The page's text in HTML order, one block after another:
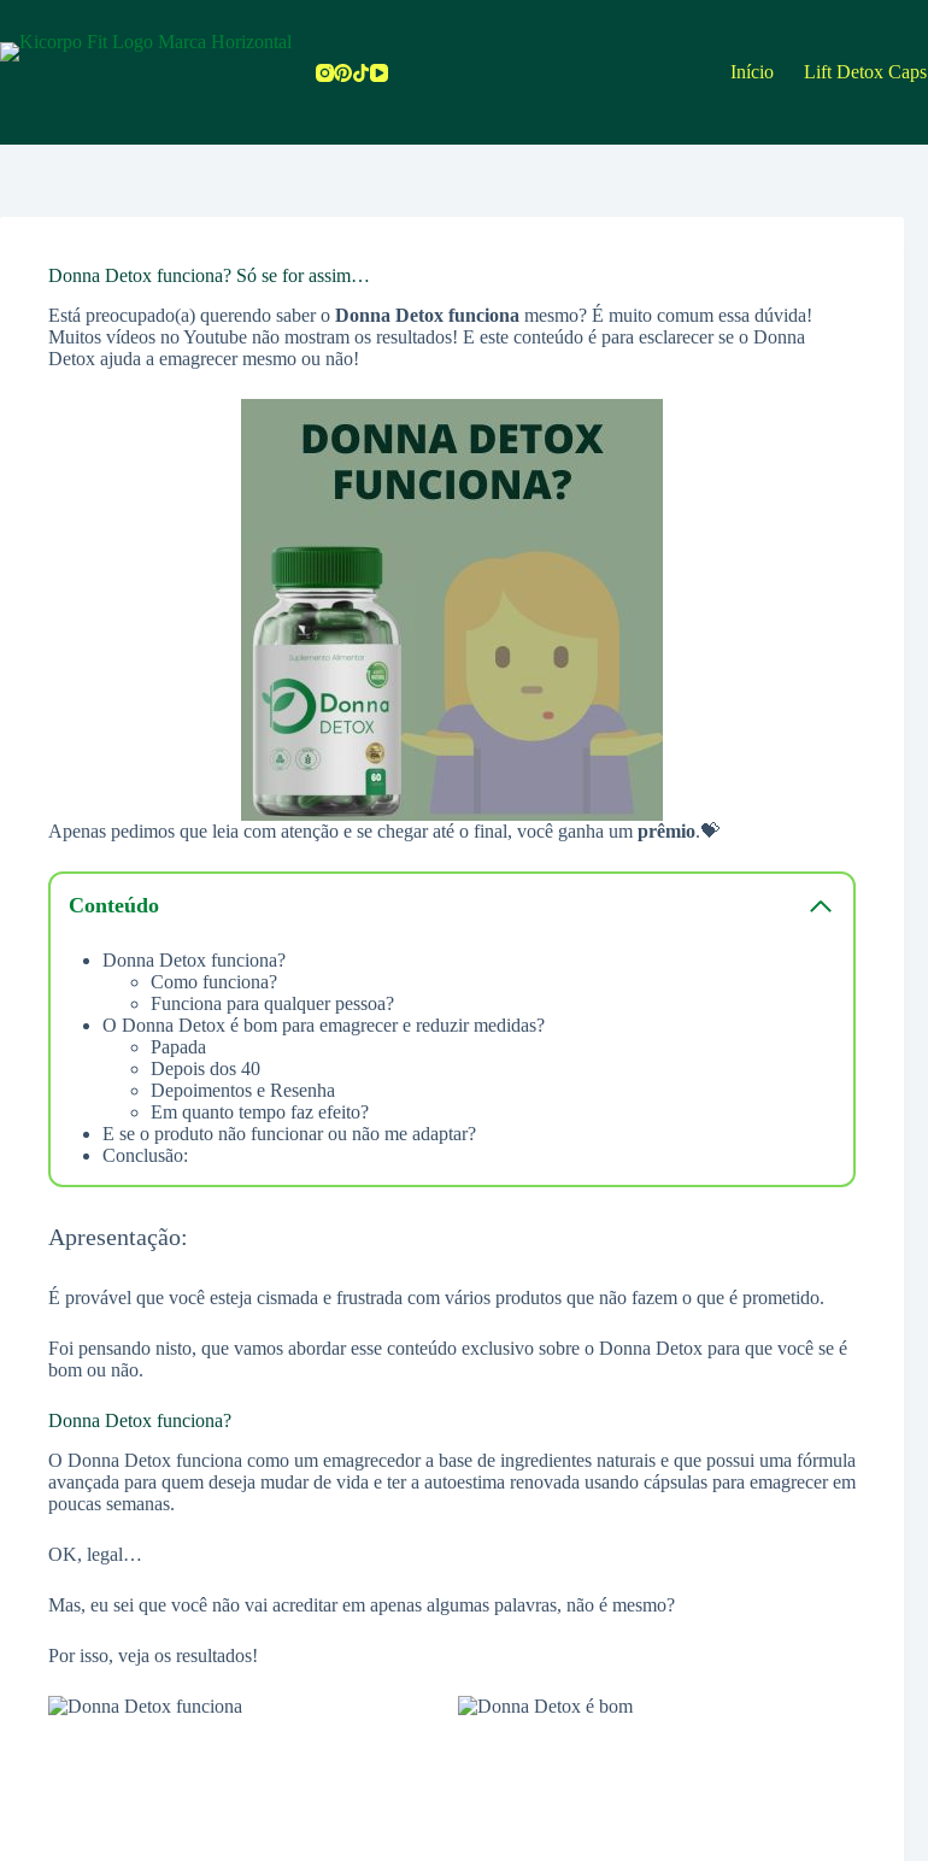
para
o
Início Lift Detox Caps
Donna Detox funciona? Só se for assim…
Está preocupado(a) querendo saber o Donna Detox funciona mesmo? É muito comum essa dúvida!
Muitos vídeos no Youtube não mostram os resultados! E este conteúdo é para esclarecer se o Donna
Detox ajuda a emagrecer mesmo ou não!
Apenas pedimos que leia com atenção e se chegar até o final, você ganha um prêmio.💝
Conteúdo
Donna Detox funciona?
Como funciona?
Funciona para qualquer pessoa?
O Donna Detox é bom para emagrecer e reduzir medidas?
Papada
Depois dos 40
Depoimentos e Resenha
Em quanto tempo faz efeito?
E se o produto não funcionar ou não me adaptar?
Conclusão:
Apresentação:
É provável que você esteja cismada e frustrada com vários produtos que não fazem o que é prometido.
Foi pensando nisto, que vamos abordar esse conteúdo exclusivo sobre o Donna Detox para que você se é
bom ou não.
Donna Detox funciona?
O Donna Detox funciona como um emagrecedor a base de ingredientes naturais e que possui uma fórmula
avançada para quem deseja mudar de vida e ter a autoestima renovada usando cápsulas para emagrecer em
poucas semanas.
OK, legal…
Mas, eu sei que você não vai acreditar em apenas algumas palavras, não é mesmo?
Por isso, veja os resultados!